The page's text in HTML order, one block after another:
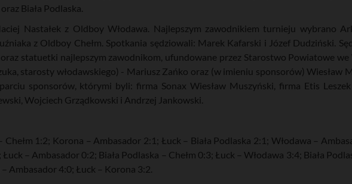
Biała Podlaska.
Nastałek z Oldboy Włodawa. Najlepszym zawodnikiem turnieju wybrano
z Oldboy Chełm. Spotkania sędziowali: Marek Kafarski i Józef Dudziński.
statuetki najlepszym zawodnikom, ufundowane przez Starostwo Powiatowe
starosty włodawskiego) - Mariusz Zańko oraz (w imieniu sponsorów) Wiesław
sponsorów, którymi byli: firma Sonax Wiesław Muszyński, firma Etis
Wojciech Grządkowski i Andrzej Jankowski.
1:2; Korona – Ambasador 2:1; Łuck – Biała Podlaska 2:1; Włodawa –
– Ambasador 0:2; Biała Podlaska – Chełm 0:3; Łuck – Włodawa 3:4; Biała
– Ambasador 4:0; Łuck – Korona 3:2.